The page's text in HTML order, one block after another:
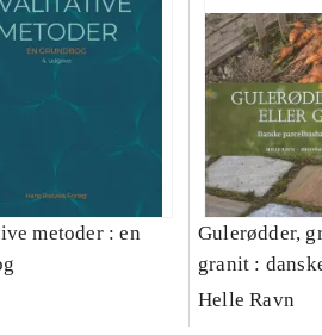
metoder : en
Gulerødder,
granit :
Helle Ravn